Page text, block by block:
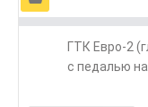
ГТК Евро-2
с педалью